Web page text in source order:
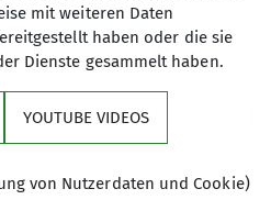
mit weiteren Daten
haben oder die sie
Dienste gesammelt haben.
YOUTUBE VIDEOS
von Nutzerdaten und Cookie)